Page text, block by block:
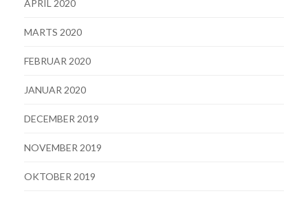
APRIL 2020
MARTS 2020
FEBRUAR 2020
JANUAR 2020
DECEMBER 2019
NOVEMBER 2019
OKTOBER 2019